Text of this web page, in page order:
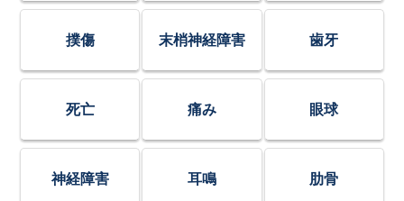
撲傷 末梢神経障害 歯牙
死亡 痛み 眼球
神経障害 耳鳴 肋骨